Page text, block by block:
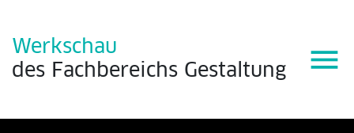
Werkschau
des Fachbereichs Gestaltung menu